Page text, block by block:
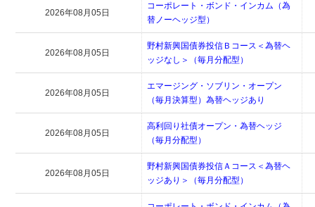
2026年08月05日
コーポレート・ボンド・インカム（為
替ノーヘッジ型）
2026年08月05日
野村新興国債券投信Ｂコース＜為替ヘ
ッジなし＞（毎月分配型）
2026年08月05日
エマージング・ソブリン・オープン
（毎月決算型）為替ヘッジあり
2026年08月05日
高利回り社債オープン・為替ヘッジ
（毎月分配型）
2026年08月05日
野村新興国債券投信Ａコース＜為替ヘ
ッジあり＞（毎月分配型）